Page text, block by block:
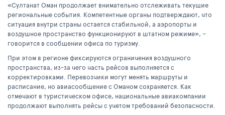
«Султанат Оман продолжает внимательно отслеживать текущие
региональные события. Компетентные органы подтверждают, что
ситуация внутри страны остается стабильной, а аэропорты и
воздушное пространство функционируют в штатном режиме», –
говорится в сообщении офиса по туризму.
При этом в регионе фиксируются ограничения воздушного
пространства, из-за чего часть рейсов выполняется с
корректировками. Перевозчики могут менять маршруты и
расписание, но авиасообщение с Оманом сохраняется. Как
отмечают в туристическом офисе, национальные авиакомпании
продолжают выполнять рейсы с учетом требований безопасности.